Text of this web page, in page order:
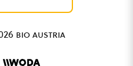
bio austria